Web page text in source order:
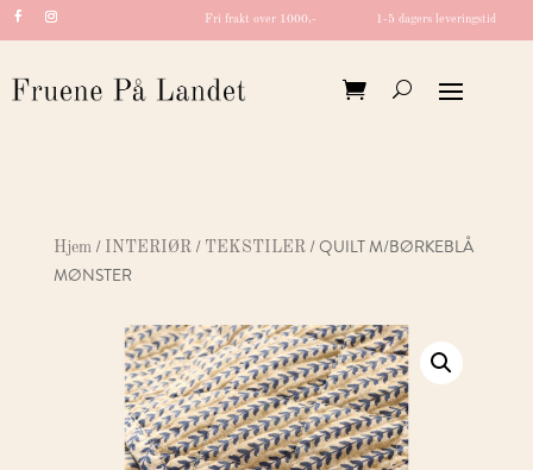
Fri frakt over 1000,- 1-5 dagers leveringstid
Hjem/ INTERIØR/ TEKSTILER/ QUILT M/BØRKEBLÅ
MØNSTER